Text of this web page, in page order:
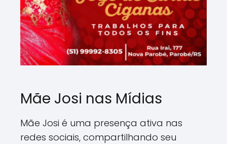
Mãe Josi nas Mídias
Mãe Josi é uma presença ativa nas
redes sociais, compartilhando seu